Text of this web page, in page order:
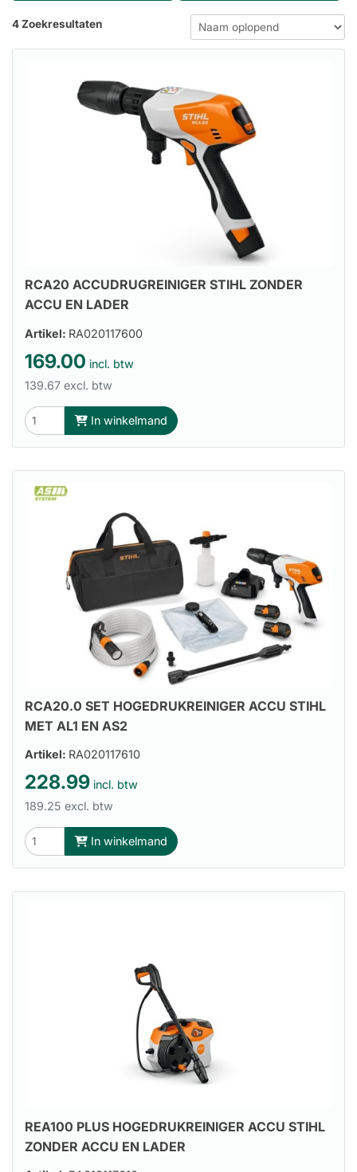
4 Zoekresultaten
RCA20 ACCUDRUGREINIGER STIHL ZONDER
ACCU EN LADER
Artikel: RA020117600
169.00 incl. btw
139.67 excl. btw
In winkelmand
RCA20.0 SET HOGEDRUKREINIGER ACCU STIHL
MET AL1 EN AS2
Artikel: RA020117610
228.99 incl. btw
189.25 excl. btw
In winkelmand
REA100 PLUS HOGEDRUKREINIGER ACCU STIHL
ZONDER ACCU EN LADER